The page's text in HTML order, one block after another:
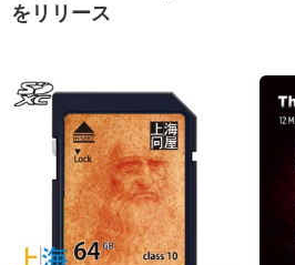
をリリース